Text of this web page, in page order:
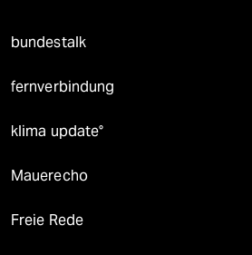
bundestalk
fernverbindung
klima update°
Mauerecho
Freie Rede